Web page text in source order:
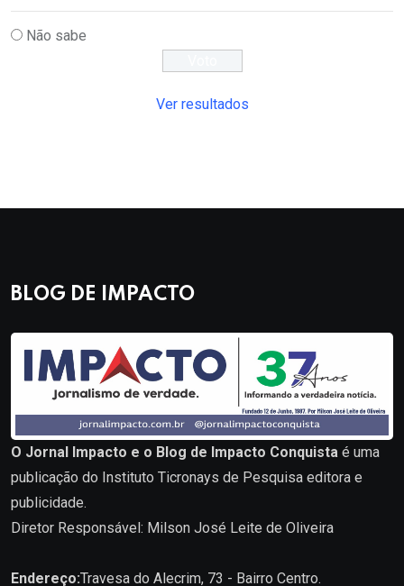
Não sabe
Ver resultados
BLOG DE IMPACTO
O Jornal Impacto e o Blog de Impacto Conquista é uma
publicação do Instituto Ticronays de Pesquisa editora e
publicidade.
Diretor Responsável: Milson José Leite de Oliveira
Endereço:Travesa do Alecrim, 73 - Bairro Centro.